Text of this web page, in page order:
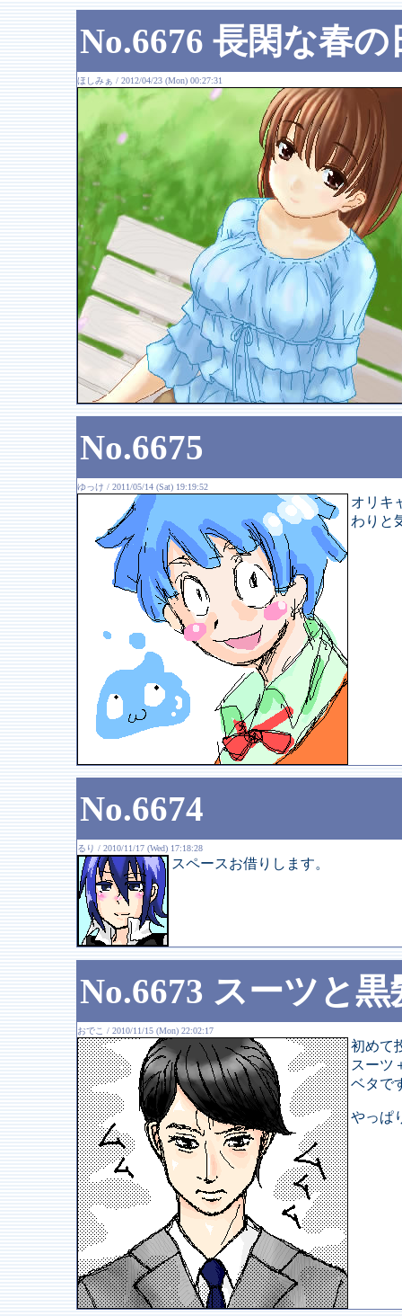
No.6676 長閑な春の
ほしみぁ / 2012/04/23 (Mon) 00:27:31
No.6675
ゆっけ / 2011/05/14 (Sat) 19:19:52
オリキ
わりと
No.6674
るり / 2010/11/17 (Wed) 17:18:28
スペースお借りします。
No.6673 スーツと黒
おでこ / 2010/11/15 (Mon) 22:02:17
初めて
スーツ
ベタで
やっぱ